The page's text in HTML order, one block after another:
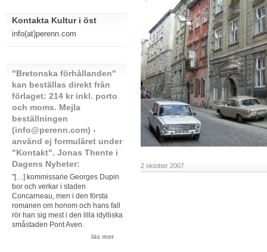
2 oktober 2007
Kontakta Kultur i öst
info(at)perenn.com
"Bretonska förhållanden"
kan beställas direkt från
förlaget: 214 kr inkl. porto
och moms. Mejla
beställningen
(info@perenn.com) -
använd ej formuläret under
"Kontakt". Jonas Thente i
Dagens Nyheter:
"[…] kommissarie Georges Dupin
bor och verkar i staden
Concarneau, men i den första
romanen om honom och hans fall
rör han sig mest i den lilla idylliska
småstaden Pont Aven.
läs mer